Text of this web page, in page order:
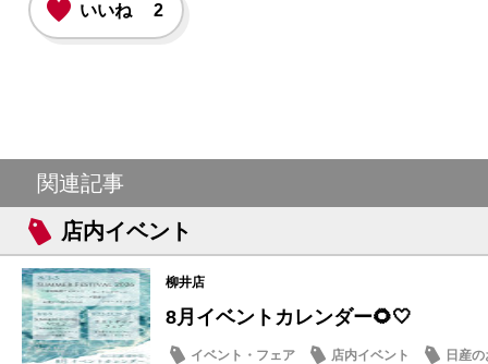
いいね 2
関連記事
店内イベント
柳井店
8月イベントカレンダー🌻🤍
イベント・フェア 店内イベント 日産